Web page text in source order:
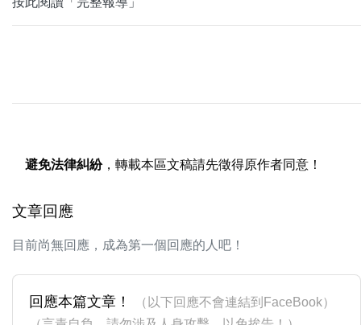
避免法律糾紛，轉載本區文稿請先徵得原作者同意！
文章回應
目前尚無回應，成為第一個回應的人吧！
回應本篇文章！
（以下回應不會連結到FaceBook）